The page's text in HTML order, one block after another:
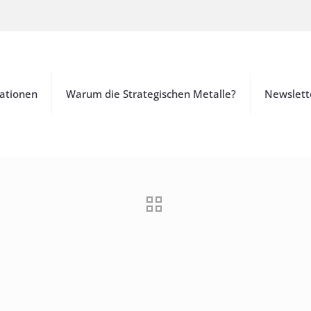
Warum die Strategischen Metalle?